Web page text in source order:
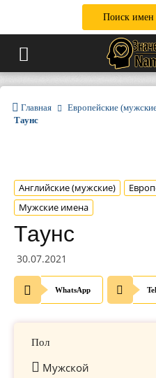
Поиск имен
Главная Европейские
Таунс
Английские (мужские)
Мужские имена
Таунс
30.07.2021
WhatsApp
Пол
Мужской